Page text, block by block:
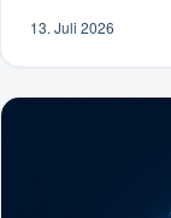
13. Juli 2026